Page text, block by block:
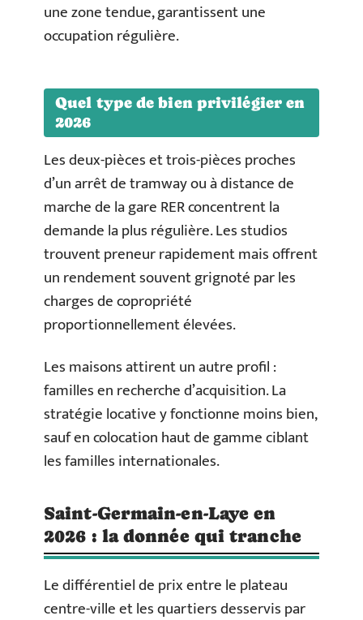
une zone tendue, garantissent une
occupation régulière.
Quel type de bien privilégier en
2026
Les deux-pièces et trois-pièces proches
d’un arrêt de tramway ou à distance de
marche de la gare RER concentrent la
demande la plus régulière. Les studios
trouvent preneur rapidement mais offrent
un rendement souvent grignoté par les
charges de copropriété
proportionnellement élevées.
Les maisons attirent un autre profil :
familles en recherche d’acquisition. La
stratégie locative y fonctionne moins bien,
sauf en colocation haut de gamme ciblant
les familles internationales.
Saint-Germain-en-Laye en
2026 : la donnée qui tranche
Le différentiel de prix entre le plateau
centre-ville et les quartiers desservis par